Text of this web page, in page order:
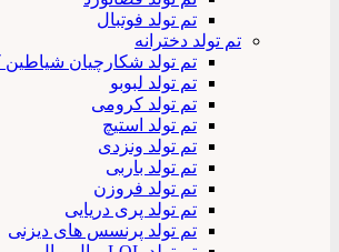
تم تولد فوتبال
تم تولد دخترانه
تم تولد شکارچیان شیاطین
تم تولد لبوبو
تم تولد کرومی
تم تولد استیچ
تم تولد ونزدی
تم تولد باربی
تم تولد فروزن
تم تولد پری دریایی
تم تولد پرنسس های دیزنی